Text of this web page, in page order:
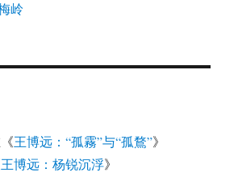
岭
王博远：“孤霧”与“孤鶩”》
王博远：杨锐沉浮》